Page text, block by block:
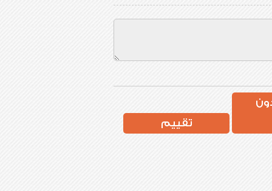
تقييم